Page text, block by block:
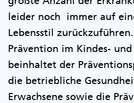
leider noch immer auf
Lebensstil
Prävention im Kindes-
beinhaltet der
die betriebliche
Erwachsene sowie die